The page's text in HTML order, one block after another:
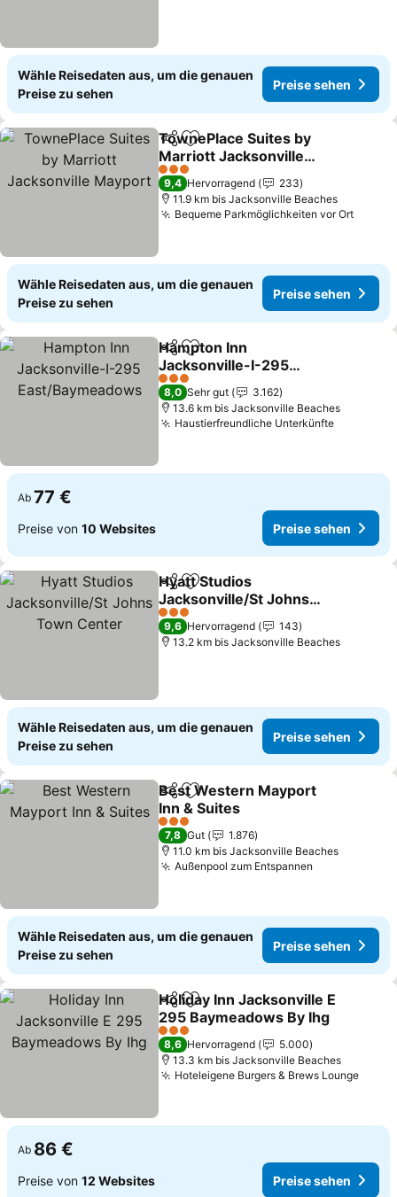
Wähle Reisedaten aus, um die genauen
Preise zu sehen
Preise sehen
TeilenZu Favoriten hinzufügen
TownePlace Suites by
Marriott Jacksonville
Mayport
3 Sterne
9,4 Hervorragend
233
11.9 km bis Jacksonville Beaches
Bequeme Parkmöglichkeiten vor Ort
Wähle Reisedaten aus, um die genauen
Preise zu sehen
Preise sehen
TeilenZu Favoriten hinzufügen
Hampton Inn
Jacksonville-I-295
East/Baymeadows
3 Sterne
8,0 Sehr gut
3.162
13.6 km bis Jacksonville Beaches
Haustierfreundliche Unterkünfte
Ab 77 €
Preise von 10 Websites Preise sehen
TeilenZu Favoriten hinzufügen
Hyatt Studios
Jacksonville/St Johns
Town Center
3 Sterne
9,6 Hervorragend
143
13.2 km bis Jacksonville Beaches
Wähle Reisedaten aus, um die genauen
Preise zu sehen
Preise sehen
TeilenZu Favoriten hinzufügen
Best Western Mayport
Inn & Suites
3 Sterne
7,8 Gut
1.876
11.0 km bis Jacksonville Beaches
Außenpool zum Entspannen
Wähle Reisedaten aus, um die genauen
Preise zu sehen
Preise sehen
TeilenZu Favoriten hinzufügen
Holiday Inn Jacksonville E
295 Baymeadows By Ihg
3 Sterne
8,6 Hervorragend
5.000
13.3 km bis Jacksonville Beaches
Hoteleigene Burgers & Brews Lounge
Ab 86 €
Preise von 12 Websites Preise sehen